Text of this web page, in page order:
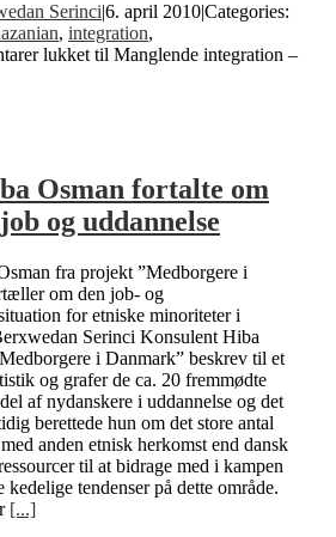
Serinci|6. april 2010|Categories:
, integration,
lukket til Manglende integration –
Osman fortalte om
og uddannelse
fra projekt ”Medborgere i
om den job- og
for etniske minoriteter i
Serinci Konsulent Hiba
i Danmark” beskrev til et
og grafer de ca. 20 fremmødte
af nydanskere i uddannelse og det
berettede hun om det store antal
anden etnisk herkomst end dansk
til at bidrage med i kampen
tendenser på dette område.
[...]